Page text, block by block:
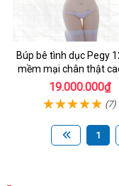
Búp bê tình dục Pegy
mềm mại chân thật
19.000.000₫
(7)
1